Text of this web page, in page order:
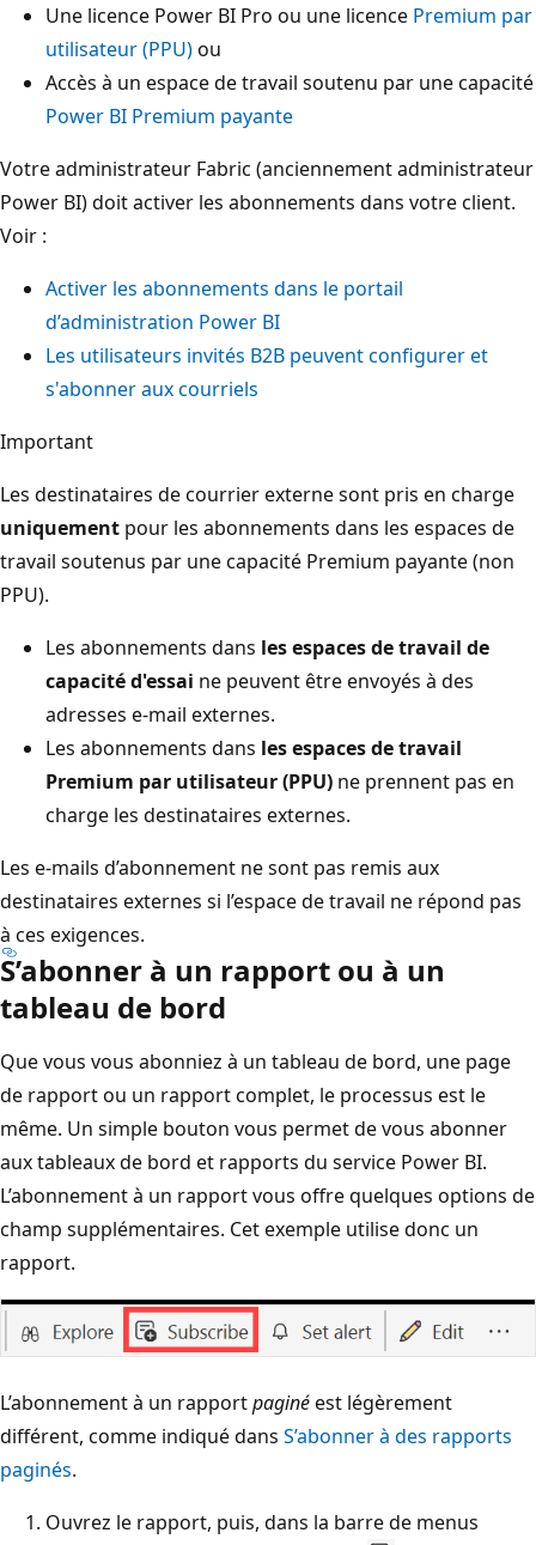
Une licence Power BI Pro ou une licence Premium par
utilisateur (PPU)ou
Accès à un espace de travail soutenu par une capacité
Power BI Premium payante
Votre administrateur Fabric (anciennement administrateur
Power BI) doit activer les abonnements dans votre client.
Voir :
Activer les abonnements dans le portail
d’administration Power BI
Les utilisateurs invités B2B peuvent configurer et
s'abonner aux courriels
Important
Les destinataires de courrier externe sont pris en charge
uniquement pour les abonnements dans les espaces de
travail soutenus par une capacité Premium payante (non
PPU).
Les abonnements dans les espaces de travail de
capacité d'essai ne peuvent être envoyés à des
adresses e-mail externes.
Les abonnements dans les espaces de travail
Premium par utilisateur (PPU) ne prennent pas en
charge les destinataires externes.
Les e-mails d’abonnement ne sont pas remis aux
destinataires externes si l’espace de travail ne répond pas
à ces exigences.
S’abonner à un rapport ou à un
tableau de bord
Que vous vous abonniez à un tableau de bord, une page
de rapport ou un rapport complet, le processus est le
même. Un simple bouton vous permet de vous abonner
aux tableaux de bord et rapports du service Power BI.
L’abonnement à un rapport vous offre quelques options de
champ supplémentaires. Cet exemple utilise donc un
rapport.
L’abonnement à un rapportpaginéest légèrement
différent, comme indiqué dans S’abonner à des rapports
paginés.
Ouvrez le rapport, puis, dans la barre de menus